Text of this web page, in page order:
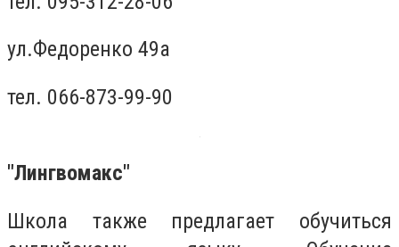
ул.Федоренко 49а
тел. 066-873-99-90
"Лингвомакс"
Школа также предлагает обучиться